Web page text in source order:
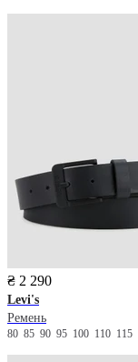
₴ 2 290
Levi's
Ремень
80 85 90 95 100 110 115